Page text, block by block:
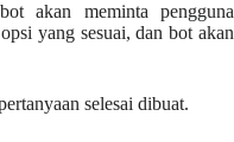
akan meminta pengguna
yang sesuai, dan bot akan
selesai dibuat.